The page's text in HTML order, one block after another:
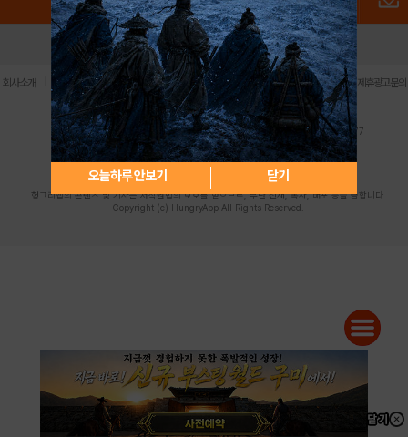
오늘하루 안보기 닫기
로그인 PC버전 전체앱
회사소개 이용약관 | 개인정보 처리방침 | 청소년 보호정책 | 불법촬영물 신고센터 | 제휴광고문의
사업자등록번호:119-86-61101 (주)스마트나우 대표이사:송현두
주소: 서울시 금천구 가산디지털1로 171 연락처:063-284-8635 팩스:02-6265-0377
청소년보호책임자:김동욱desk@hungryapp.co.kr
등록번호:서울아02322 | 등록일자:2016년4월25일
발행인:(주)스마트나우 송현두 | 편집인:김동욱
헝그리앱의 콘텐츠 및 기사는 저작권법의 보호를 받으므로, 무단 전재, 복사, 배포 등을 금합니다.
Copyright (c) HungryApp All Rights Reserved.